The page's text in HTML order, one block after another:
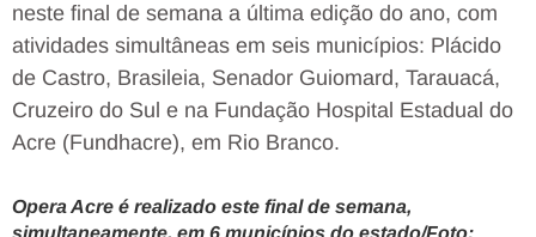
neste final de semana a última edição do ano, com
atividades simultâneas em seis municípios: Plácido
de Castro, Brasileia, Senador Guiomard, Tarauacá,
Cruzeiro do Sul e na Fundação Hospital Estadual do
Acre (Fundhacre), em Rio Branco.
Opera Acre é realizado este final de semana,
simultaneamente, em 6 municípios do estado/Foto: